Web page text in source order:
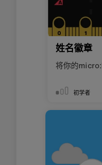
姓名徽章
将你的
初学者